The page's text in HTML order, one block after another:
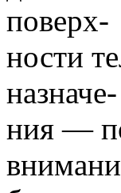
поверх-
ности
назначе-
ния —